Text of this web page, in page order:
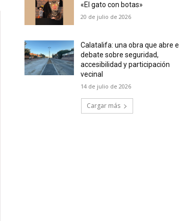
«El gato con botas»
20 de julio de 2026
Calatalifa: una obra que abre el
debate sobre seguridad,
accesibilidad y participación
vecinal
14 de julio de 2026
Cargar más